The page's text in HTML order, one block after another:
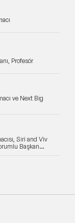
Profesör
ve Next Big
Siri and Viv
Başkan